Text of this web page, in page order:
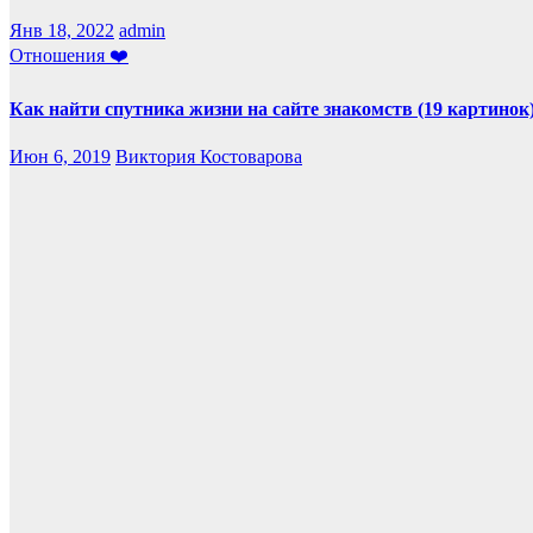
Янв 18, 2022 admin
Отношения ❤️
Как найти спутника жизни на сайте знакомств (19
Июн 6, 2019 Виктория Костоварова